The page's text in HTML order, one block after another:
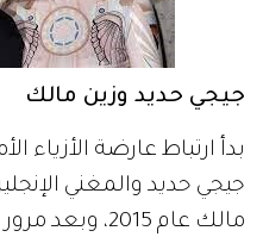
جيجي حديد وزين مالك
بدأ ارتباط عارضة
جيجي حديد والمغني
مالك عام 2015،